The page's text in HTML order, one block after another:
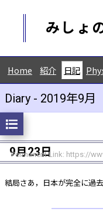
みしょ
Home 紹介 日記
Diary - 2019年9月
9月23日
Permanent Link: https://
結局さあ，日本が完全に過